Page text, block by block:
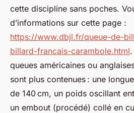
cette discipline sans poches.
d’informations sur cette page :
https://www.dbjl.fr/queue-de-
billard-francais-carambole.html
queues américaines ou
sont plus contenues : une
de 140 cm, un poids oscillant
un embout (procédé) collé en